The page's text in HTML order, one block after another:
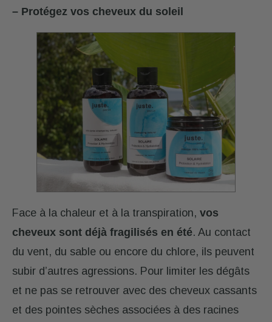
– Protégez vos cheveux du soleil
Face à la chaleur et à la transpiration, vos
cheveux sont déjà fragilisés en été. Au contact
du vent, du sable ou encore du chlore, ils peuvent
subir d’autres agressions. Pour limiter les dégâts
et ne pas se retrouver avec des cheveux cassants
et des pointes sèches associées à des racines